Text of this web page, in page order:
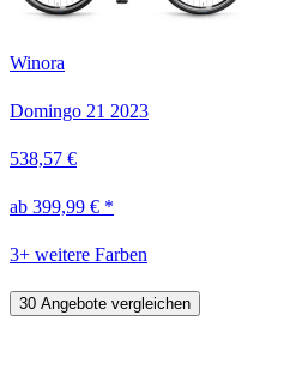
Winora
Domingo 21 2023
538,57 €
ab 399,99 € *
3+ weitere Farben
30 Angebote vergleichen